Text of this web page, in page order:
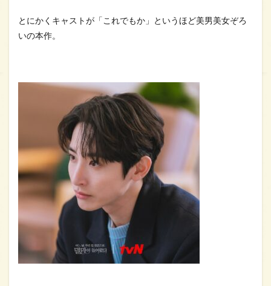
とにかくキャストが「これでもか」というほど美男美女ぞろ
いの本作。